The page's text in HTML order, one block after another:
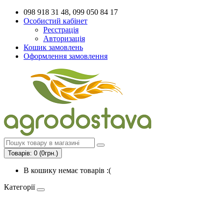
098 918 31 48, 099 050 84 17
Особистий кабінет
Реєстрація
Авторизація
Кошик замовлень
Оформлення замовлення
Товарів: 0 (0грн.)
В кошику немає товарів :(
Категорії